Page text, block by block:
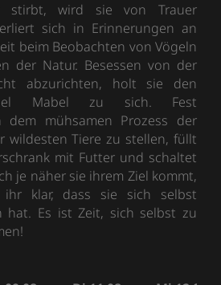
stirbt, wird sie von Trauer
sich in Erinnerungen an
beim Beobachten von Vögeln
der Natur. Besessen von der
abzurichten, holt sie den
Mabel zu sich. Fest
dem mühsamen Prozess der
wildesten Tiere zu stellen, füllt
mit Futter und schaltet
je näher sie ihrem Ziel kommt,
klar, dass sie sich selbst
hat. Es ist Zeit, sich selbst zu